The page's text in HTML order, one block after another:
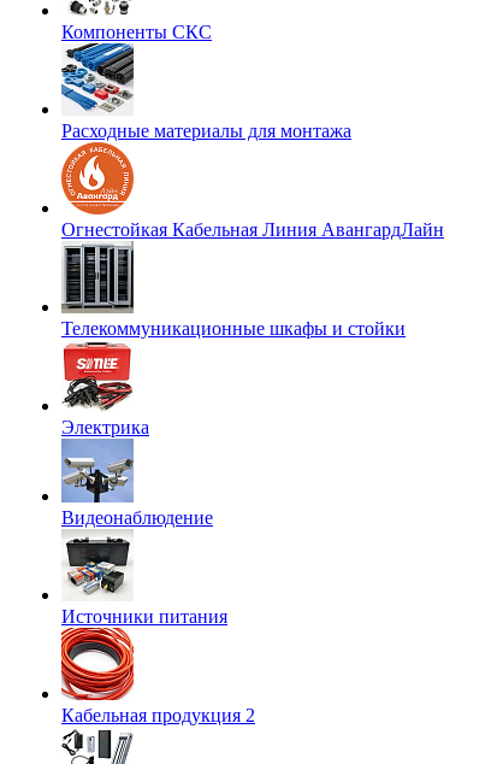
Компоненты СКС
Расходные материалы для монтажа
Огнестойкая Кабельная Линия АвангардЛайн
Телекоммуникационные шкафы и стойки
Электрика
Видеонаблюдение
Источники питания
Кабельная продукция 2